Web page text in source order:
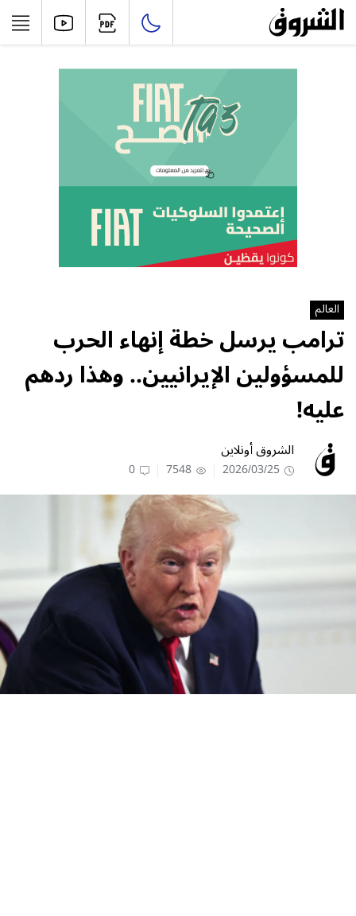
العالم
ترامب يرسل خطة إنهاء الحرب
للمسؤولين الإيرانيين.. وهذا ردهم
عليه!
الشروق أونلاين
2026/03/25
7548
0